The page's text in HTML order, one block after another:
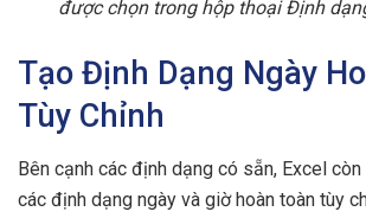
được chọn trong hộp thoại Định
Tạo Định Dạng Ngày
Tùy Chỉnh
Bên cạnh các định dạng có sẵn, Excel
các định dạng ngày và giờ hoàn toàn tùy